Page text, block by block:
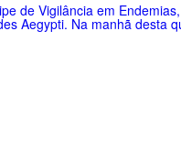
de Vigilância em
Aegypti. Na manhã desta